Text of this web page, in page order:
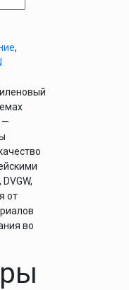
,
—
от
во